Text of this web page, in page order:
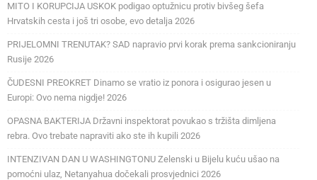
MITO I KORUPCIJA USKOK podigao optužnicu protiv bivšeg šefa
Hrvatskih cesta i još tri osobe, evo detalja 2026
PRIJELOMNI TRENUTAK? SAD napravio prvi korak prema sankcioniranju
Rusije 2026
ČUDESNI PREOKRET Dinamo se vratio iz ponora i osigurao jesen u
Europi: Ovo nema nigdje! 2026
OPASNA BAKTERIJA Državni inspektorat povukao s tržišta dimljena
rebra. Ovo trebate napraviti ako ste ih kupili 2026
INTENZIVAN DAN U WASHINGTONU Zelenski u Bijelu kuću ušao na
pomoćni ulaz, Netanyahua dočekali prosvjednici 2026